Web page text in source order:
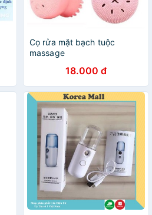
Cọ rửa mặt bạch tuộc
massage
18.000 đ